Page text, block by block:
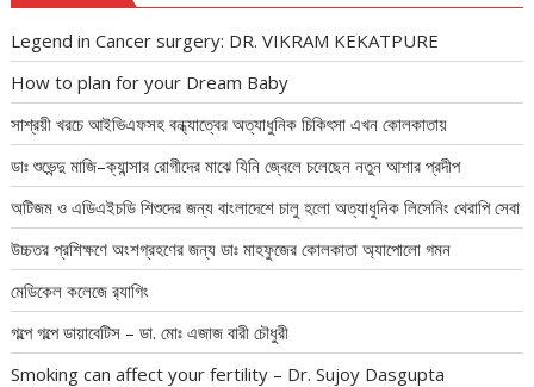
Legend in Cancer surgery: DR. VIKRAM KEKATPURE
How to plan for your Dream Baby
সাশ্রয়ী খরচে আইভিএফসহ বন্ধ্যাত্বের অত্যাধুনিক চিকিৎসা এখন কোলকাতায়
ডাঃ শুভেন্দু মাজি–ক্যান্সার রোগীদের মাঝে যিনি জ্বেলে চলেছেন নতুন আশার প্রদীপ
অটিজম ও এডিএইচডি শিশুদের জন্য বাংলাদেশে চালু হলো অত্যাধুনিক লিসেনিং থেরাপি সেবা
উচ্চতর প্রশিক্ষণে অংশগ্রহণের জন্য ডাঃ মাহফুজের কোলকাতা অ্যাপোলো গমন
মেডিকেল কলেজে র‍্যাগিং
গল্পে গল্পে ডায়াবেটিস – ডা. মোঃ এজাজ বারী চৌধুরী
Smoking can affect your fertility – Dr. Sujoy Dasgupta